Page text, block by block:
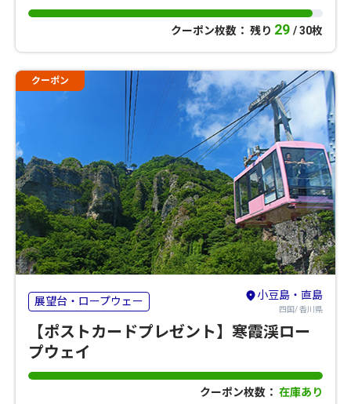
クーポン枚数： 残り 29 / 30枚
クーポン
展望台・ロープウェー 小豆島・直島
四国/ 香川県
【ポストカードプレゼント】寒霞渓ロー
プウェイ
クーポン枚数： 在庫あり